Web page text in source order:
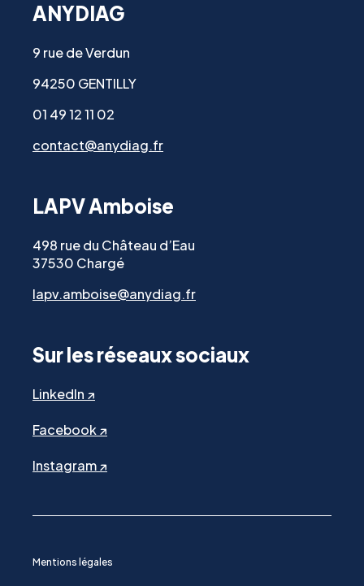
ANYDIAG
9 rue de Verdun
94250 GENTILLY
01 49 12 11 02
contact@anydiag.fr
LAPV Amboise
498 rue du Château d’Eau
37530 Chargé
lapv.amboise@anydiag.fr
Sur les réseaux sociaux
LinkedIn ↗
Facebook ↗
Instagram ↗
Mentions légales